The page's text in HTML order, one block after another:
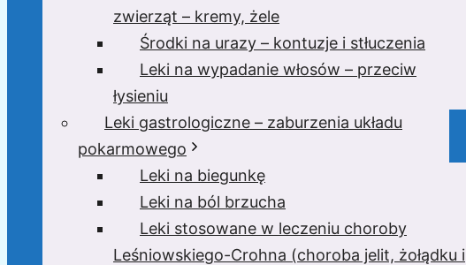
zwierząt – kremy, żele
Środki na urazy – kontuzje i stłuczenia
Leki na wypadanie włosów – przeciw
łysieniu
Leki gastrologiczne – zaburzenia układu
pokarmowego
Leki na biegunkę
Leki na ból brzucha
Leki stosowane w leczeniu choroby
Leśniowskiego-Crohna (choroba jelit, żołądku i